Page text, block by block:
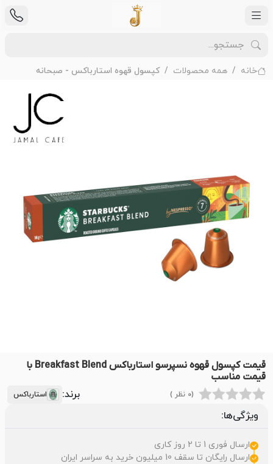
خانه همه محصولات کپسول قهوه استارباکس - صبحانه
قیمت کپسول قهوه نسپرسو استارباکس Breakfast Blend با
قیمت مناسب
(0 نظر ) برند: استارباکس
ویژگی‌ها:
ارسال فوری 1 تا 2 روز کاری
ارسال رایگان تا سقف 10 میلیون خرید به سراسر ایران